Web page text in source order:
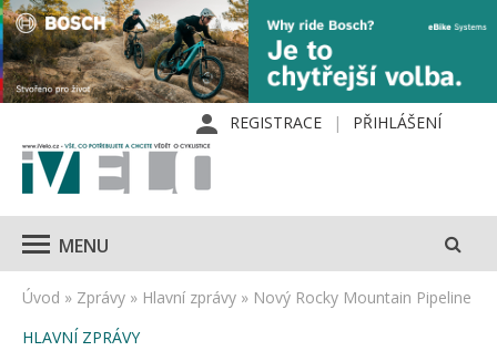
REGISTRACE PŘIHLÁŠENÍ
MENU
Úvod » Zprávy » Hlavní zprávy » Nový Rocky Mountain Pipeline
HLAVNÍ ZPRÁVY